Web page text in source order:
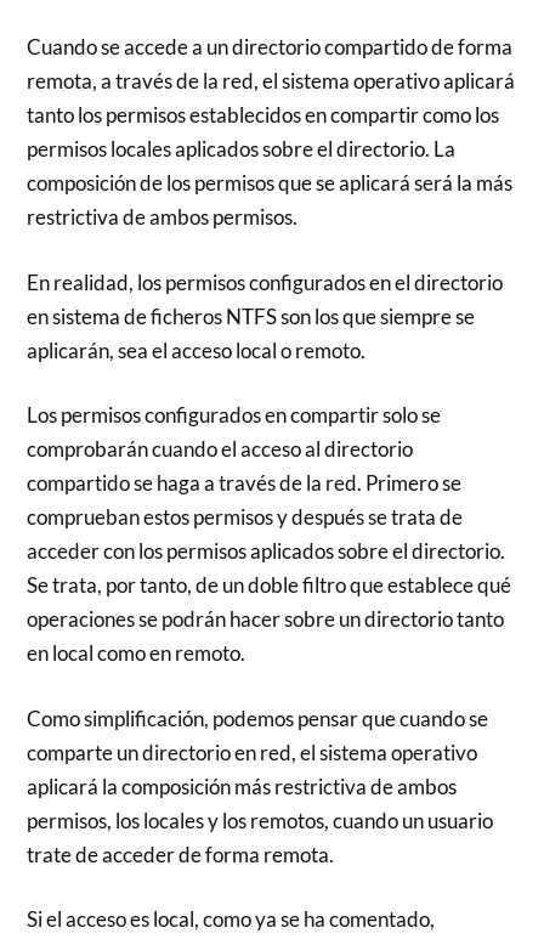
Cuando se accede a un directorio compartido de forma
remota, a través de la red, el sistema operativo aplicará
tanto los permisos establecidos en compartir como los
permisos locales aplicados sobre el directorio. La
composición de los permisos que se aplicará será la más
restrictiva de ambos permisos.
En realidad, los permisos configurados en el directorio
en sistema de ficheros NTFS son los que siempre se
aplicarán, sea el acceso local o remoto.
Los permisos configurados en compartir solo se
comprobarán cuando el acceso al directorio
compartido se haga a través de la red. Primero se
comprueban estos permisos y después se trata de
acceder con los permisos aplicados sobre el directorio.
Se trata, por tanto, de un doble filtro que establece qué
operaciones se podrán hacer sobre un directorio tanto
en local como en remoto.
Como simplificación, podemos pensar que cuando se
comparte un directorio en red, el sistema operativo
aplicará la composición más restrictiva de ambos
permisos, los locales y los remotos, cuando un usuario
trate de acceder de forma remota.
Si el acceso es local, como ya se ha comentado,